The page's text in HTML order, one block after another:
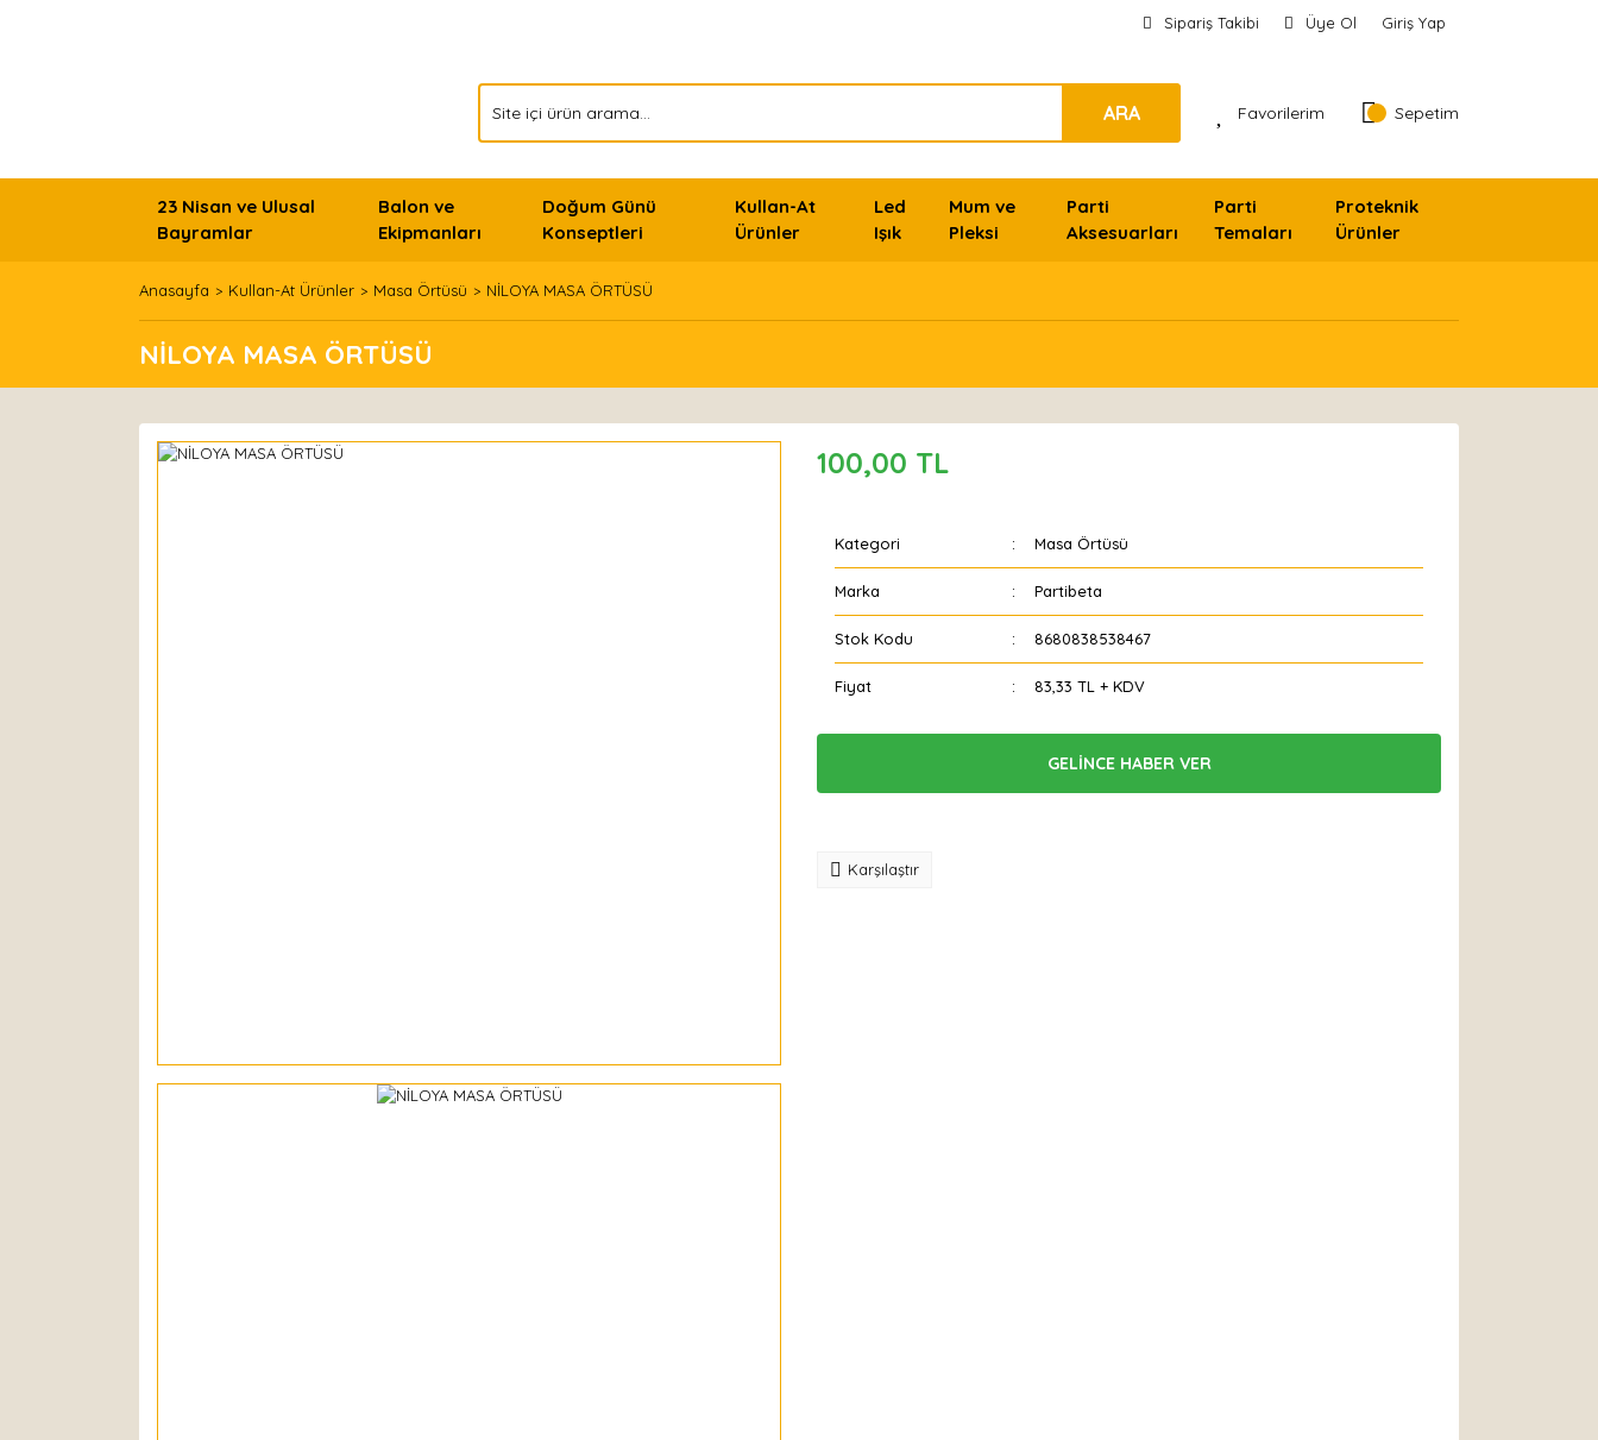
Sipariş Takibi Üye Ol Giriş Yap
ARA Favorilerim Sepetim
23 Nisan ve Ulusal
Bayramlar
Balon ve
Ekipmanları
Doğum Günü
Konseptleri
Kullan-At
Ürünler
Led
Işık
Mum ve
Pleksi
Parti
Aksesuarları
Parti
Temaları
Proteknik
Ürünler
Anasayfa Kullan-At Ürünler Masa Örtüsü NİLOYA MASA ÖRTÜSÜ
NİLOYA MASA ÖRTÜSÜ
100,00 TL
Kategori Masa Örtüsü
Marka Partibeta
Stok Kodu 8680838538467
Fiyat 83,33 TL + KDV
GELİNCE HABER VER
Karşılaştır